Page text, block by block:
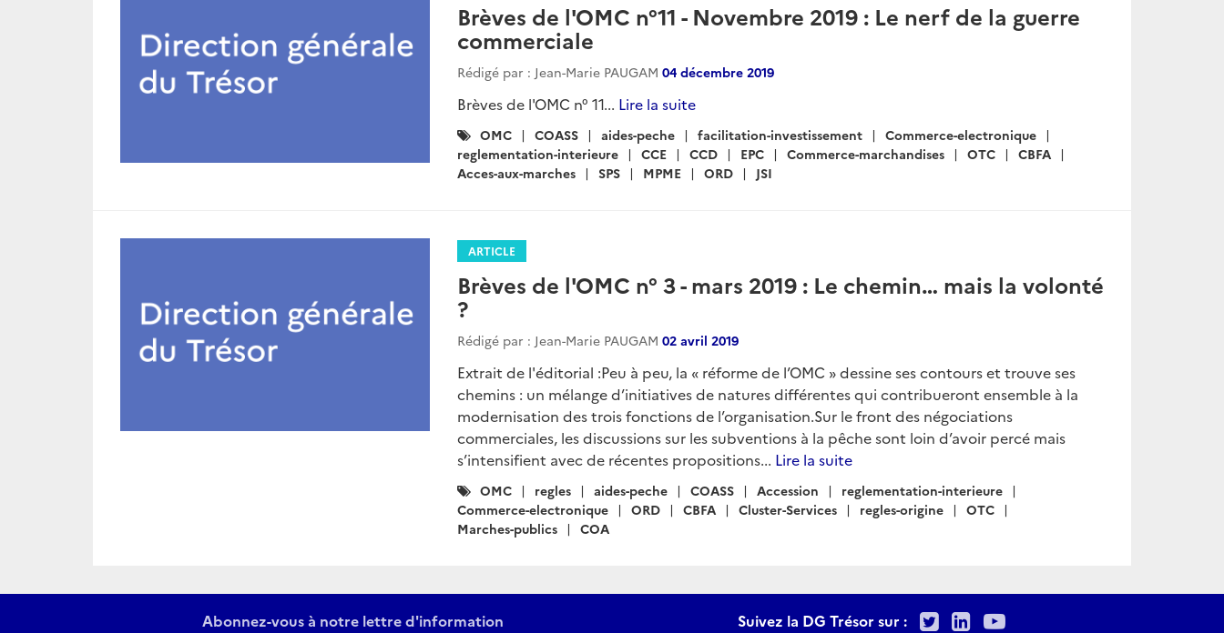
Brèves de l'OMC n°11 - Novembre 2019 : Le nerf de la guerre
commerciale
Rédigé par : Jean-Marie PAUGAM 04 décembre 2019
Brèves de l'OMC n° 11... Lire la suite
Catégories
:
OMC COASS aides-peche facilitation-investissement
Commerce-electronique
reglementation-interieure
CCE CCD EPC Commerce-marchandises OTC
CBFA
Acces-aux-marches
SPS MPME ORD JSI
ARTICLE
Brèves de l'OMC n° 3 - mars 2019 : Le chemin… mais la volonté
?
Rédigé par : Jean-Marie PAUGAM 02 avril 2019
Extrait de l'éditorial :Peu à peu, la « réforme de l’OMC » dessine ses contours et trouve ses
chemins : un mélange d’initiatives de natures différentes qui contribueront ensemble à la
modernisation des trois fonctions de l’organisation.Sur le front des négociations
commerciales, les discussions sur les subventions à la pêche sont loin d’avoir percé mais
s’intensifient avec de récentes propositions... Lire la suite
Catégories
:
OMC regles aides-peche COASS Accession
reglementation-interieure
Commerce-electronique
ORD CBFA Cluster-Services regles-origine
OTC
Marches-publics
COA
Abonnez-vous à notre lettre d'information Suivez la DG Trésor sur : TwitterLinkedIn
Youtube